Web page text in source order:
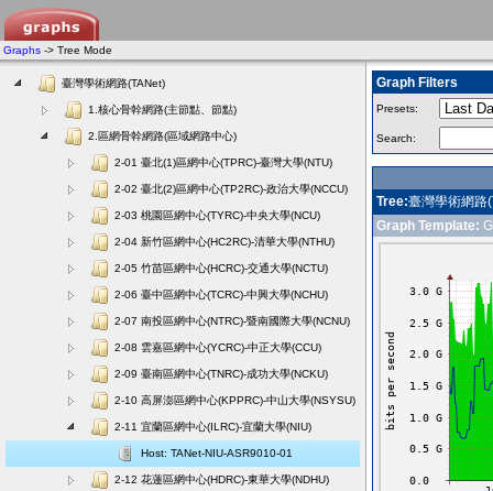
Graphs -> Tree Mode
臺灣學術網路(TANet)
1.核心骨幹網路(主節點、節點)
2.區網骨幹網路(區域網路中心)
2-01 臺北(1)區網中心(TPRC)-臺灣大學(NTU)
2-02 臺北(2)區網中心(TP2RC)-政治大學(NCCU)
2-03 桃園區網中心(TYRC)-中央大學(NCU)
2-04 新竹區網中心(HC2RC)-清華大學(NTHU)
2-05 竹苗區網中心(HCRC)-交通大學(NCTU)
2-06 臺中區網中心(TCRC)-中興大學(NCHU)
2-07 南投區網中心(NTRC)-暨南國際大學(NCNU)
2-08 雲嘉區網中心(YCRC)-中正大學(CCU)
2-09 臺南區網中心(TNRC)-成功大學(NCKU)
2-10 高屏澎區網中心(KPPRC)-中山大學(NSYSU)
2-11 宜蘭區網中心(ILRC)-宜蘭大學(NIU)
Host: TANet-NIU-ASR9010-01
2-12 花蓮區網中心(HDRC)-東華大學(NDHU)
Graph Filters
Presets:
Search:
Tree:臺灣學術網路
Graph Template: